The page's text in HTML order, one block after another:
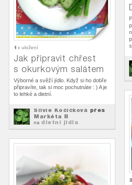
1 x uložení
Jak připravit chřest
s okurkovým salátem
Výborné a svěží jídlo. Když si ho dobře
připravíte, tak si moc pochutnáte : ) A je
to lehké a dietní.
Silvie Kočičková přes
Markéta B
na dietní jídla
2